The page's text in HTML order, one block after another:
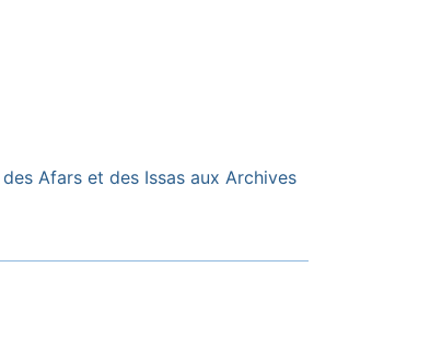
Afars et des Issas aux Archives